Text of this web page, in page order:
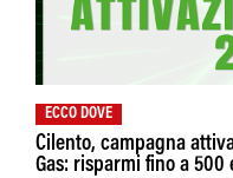
ECCO DOVE
Cilento, campagna
Gas: risparmi fino a 500